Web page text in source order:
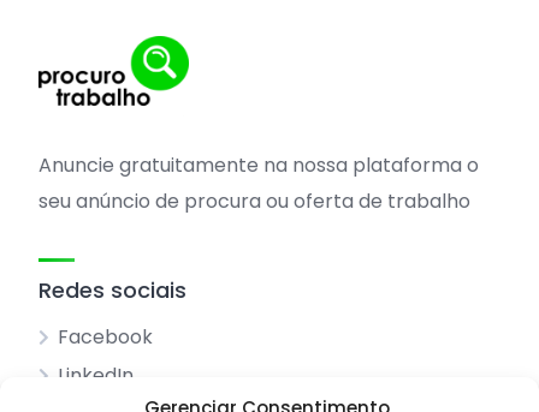
Anuncie gratuitamente na nossa plataforma o
seu anúncio de procura ou oferta de trabalho
Redes sociais
Facebook
LinkedIn